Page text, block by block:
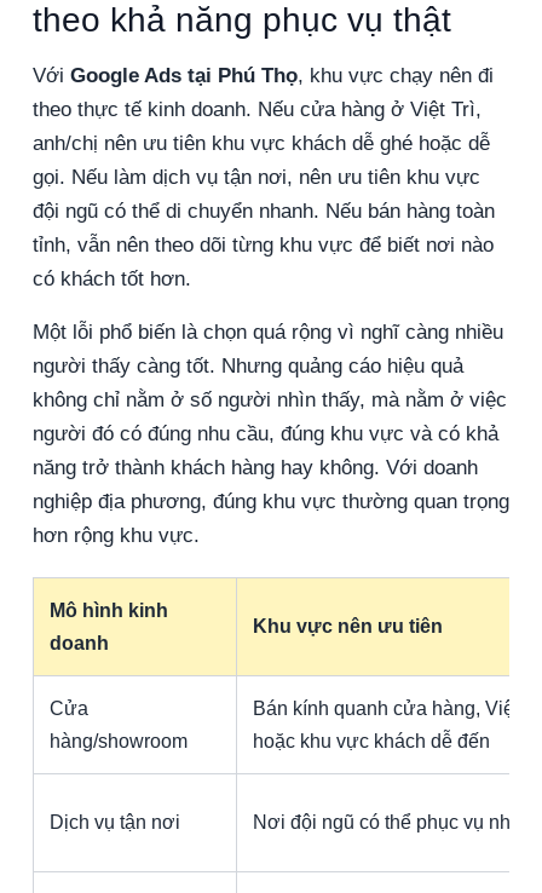
theo khả năng phục vụ thật
Với Google Ads tại Phú Thọ, khu vực chạy nên đi
theo thực tế kinh doanh. Nếu cửa hàng ở Việt Trì,
anh/chị nên ưu tiên khu vực khách dễ ghé hoặc dễ
gọi. Nếu làm dịch vụ tận nơi, nên ưu tiên khu vực
đội ngũ có thể di chuyển nhanh. Nếu bán hàng toàn
tỉnh, vẫn nên theo dõi từng khu vực để biết nơi nào
có khách tốt hơn.
Một lỗi phổ biến là chọn quá rộng vì nghĩ càng nhiều
người thấy càng tốt. Nhưng quảng cáo hiệu quả
không chỉ nằm ở số người nhìn thấy, mà nằm ở việc
người đó có đúng nhu cầu, đúng khu vực và có khả
năng trở thành khách hàng hay không. Với doanh
nghiệp địa phương, đúng khu vực thường quan trọng
hơn rộng khu vực.
Mô hình kinh
doanh
Khu vực nên ưu tiên
Cửa
hàng/showroom
Bán kính quanh cửa hàng, Việt
hoặc khu vực khách dễ đến
Dịch vụ tận nơi Nơi đội ngũ có thể phục vụ nhanh